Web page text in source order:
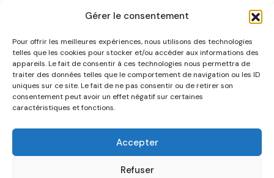
Gérer le consentement
Pour offrir les meilleures expériences, nous utilisons des technologies
telles que les cookies pour stocker et/ou accéder aux informations des
appareils. Le fait de consentir à ces technologies nous permettra de
traiter des données telles que le comportement de navigation ou les ID
uniques sur ce site. Le fait de ne pas consentir ou de retirer son
consentement peut avoir un effet négatif sur certaines
caractéristiques et fonctions.
Accepter
Refuser
NOUS CONNAÎTRE